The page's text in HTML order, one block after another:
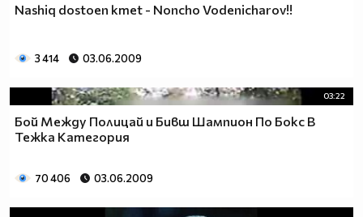
Nashiq dostoen kmet - Noncho Vodenicharov!!
3 414 03.06.2009
03:22
Бой Между Полицай и Бивш Шампион По Бокс В
Тежка Категория
70 406 03.06.2009